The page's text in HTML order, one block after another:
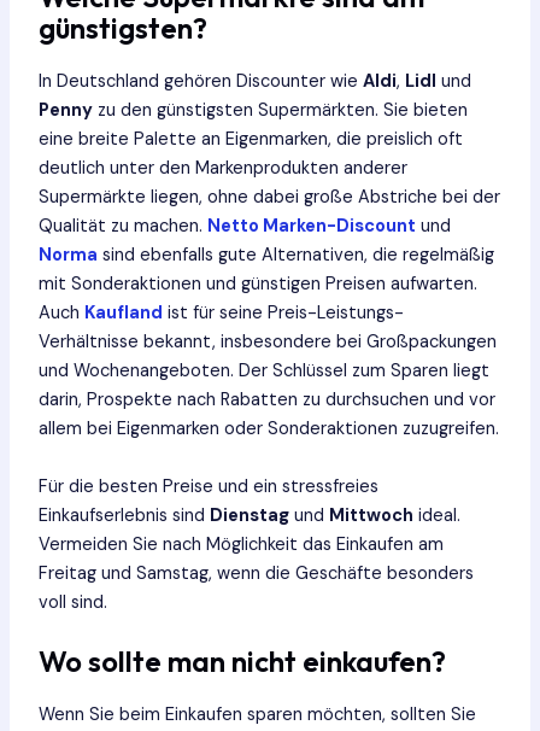
günstigsten?
In Deutschland gehören Discounter wie Aldi, Lidl und
Pennyzu den günstigsten Supermärkten. Sie bieten
eine breite Palette an Eigenmarken, die preislich oft
deutlich unter den Markenprodukten anderer
Supermärkte liegen, ohne dabei große Abstriche bei der
Qualität zu machen. Netto Marken-Discount und
Norma sind ebenfalls gute Alternativen, die regelmäßig
mit Sonderaktionen und günstigen Preisen aufwarten.
Auch Kaufland ist für seine Preis-Leistungs-
Verhältnisse bekannt, insbesondere bei Großpackungen
und Wochenangeboten. Der Schlüssel zum Sparen liegt
darin, Prospekte nach Rabatten zu durchsuchen und vor
allem bei Eigenmarken oder Sonderaktionen zuzugreifen.
Für die besten Preise und ein stressfreies
Einkaufserlebnis sind Dienstagund Mittwoch ideal.
Vermeiden Sie nach Möglichkeit das Einkaufen am
Freitag und Samstag, wenn die Geschäfte besonders
voll sind.
Wo sollte man nicht einkaufen?
Wenn Sie beim Einkaufen sparen möchten, sollten Sie